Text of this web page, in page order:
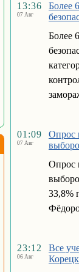
13:36
07 Авг
Более
Более
01:09
07 Авг
Опрос
Опрос
33,8%
23:12
06 Авг
Все